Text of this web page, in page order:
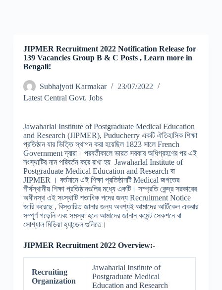
JIPMER Recruitment 2022 Notification Release for
139 Vacancies Group B & C Posts , Learn more in
Bengali!
Subhajyoti Karmakar
23/07/2022
Latest Central Govt. Jobs
Jawaharlal Institute of Postgraduate Medical Education
and Research (JIPMER), Puducherry একটি ঐতিহাসিক শিক্ষা
প্রতিষ্ঠান যার ভিত্তি স্থাপন করা হয়েছিল 1823 সালে French
Government দ্বারা। পরবর্তীকালে ভারত সরকার অধিগ্রহণের পর এই
সংস্থাটির নাম পরিবর্তন করে রাখা হয় Jawaharlal Institute of
Postgraduate Medical Education and Research বা
JIPMER । বর্তমানে এই শিক্ষা প্রতিষ্ঠানটি Medical জগতের
শীর্ষস্থানীয় শিক্ষা প্রতিষ্ঠানগুলির মধ্যে একটি। সম্প্রতি কেন্দ্র সরকারের
অধীনস্থ এই সংস্থাটি শতাধিক পদের জন্য Recruitment Notice
জারি করেছে , বিস্তারিত জানার জন্য অবশ্যই আমাদের আর্টিকেল একবার
সম্পূর্ণ পড়েনি এবং সমস্যা হলে আমাদের জানান কমেন্ট সেকশনে বা
সোশ্যাল মিডিয়া হ্যান্ডেল গুলিতে।
JIPMER Recruitment 2022 Overview:-
Recruiting
Organization
Jawaharlal Institute of
Postgraduate Medical
Education and Research